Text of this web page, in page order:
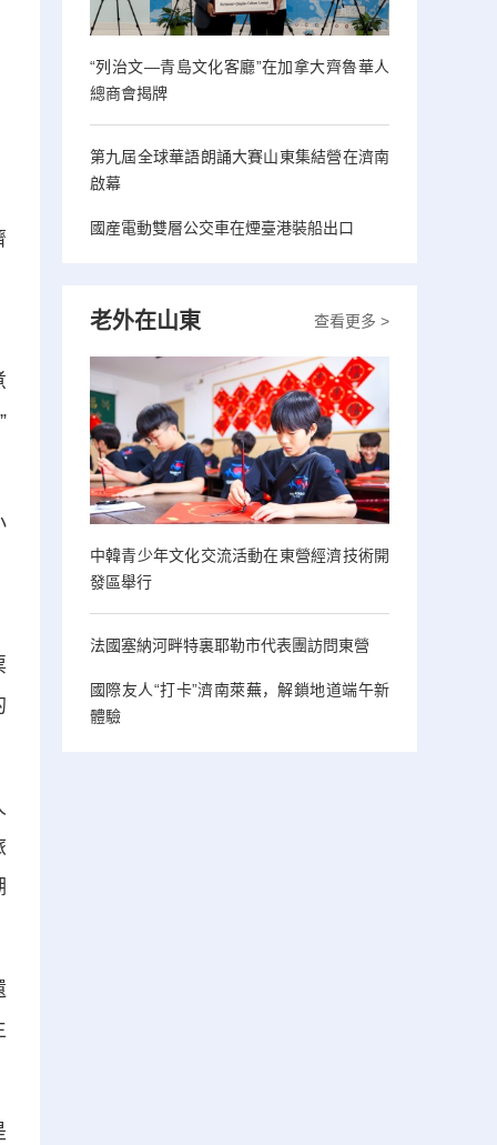
“列治文—青島文化客廳”在加拿大齊魯華人
總商會揭牌
第九屆全球華語朗誦大賽山東集結營在濟南
啟幕
國産電動雙層公交車在煙臺港裝船出口
查看更多 >
老外在山東
中韓青少年文化交流活動在東營經濟技術開
發區舉行
法國塞納河畔特裏耶勒市代表團訪問東營
國際友人“打卡”濟南萊蕪，解鎖地道端午新
體驗